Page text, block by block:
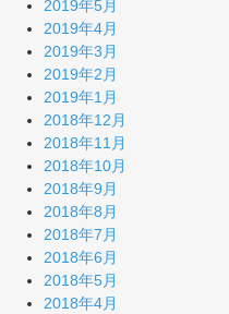
2019年5月
2019年4月
2019年3月
2019年2月
2019年1月
2018年12月
2018年11月
2018年10月
2018年9月
2018年8月
2018年7月
2018年6月
2018年5月
2018年4月